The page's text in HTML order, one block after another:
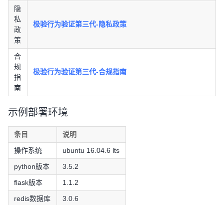
隐
私
政
策
极验行为验证第三代-隐私政策
合
规
指
南
极验行为验证第三代-合规指南
示例部署环境
条目
说明
操作系统
ubuntu 16.04.6 lts
python版本
3.5.2
flask版本
1.1.2
redis数据库
3.0.6